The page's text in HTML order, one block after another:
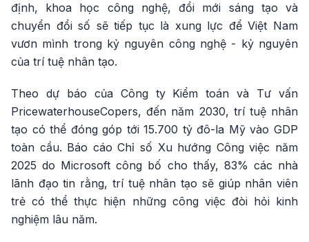
định, khoa học công nghệ, đổi mới sáng tạo và
chuyển đổi số sẽ tiếp tục là xung lực để Việt Nam
vươn mình trong kỷ nguyên công nghệ - kỷ nguyên
của trí tuệ nhân tạo.
Theo dự báo của Công ty Kiểm toán và Tư vấn
PricewaterhouseCopers, đến năm 2030, trí tuệ nhân
tạo có thể đóng góp tới 15.700 tỷ đô-la Mỹ vào GDP
toàn cầu. Báo cáo Chỉ số Xu hướng Công việc năm
2025 do Microsoft công bố cho thấy, 83% các nhà
lãnh đạo tin rằng, trí tuệ nhân tạo sẽ giúp nhân viên
trẻ có thể thực hiện những công việc đòi hỏi kinh
nghiệm lâu năm.